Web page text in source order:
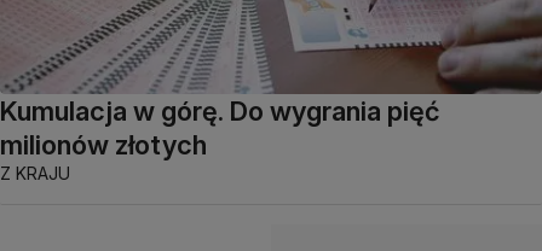
Kumulacja w górę. Do wygrania pięć
milionów złotych
Z KRAJU